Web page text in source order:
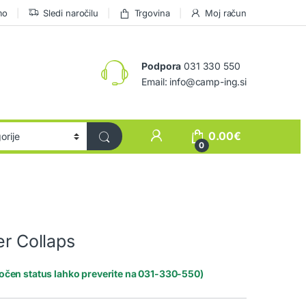
Sledi naročilu Trgovina Moj račun
Podpora 031 330 550
Email: info@camp-ing.si
0
0.00€
Collaps
status lahko preverite na 031-330-550)